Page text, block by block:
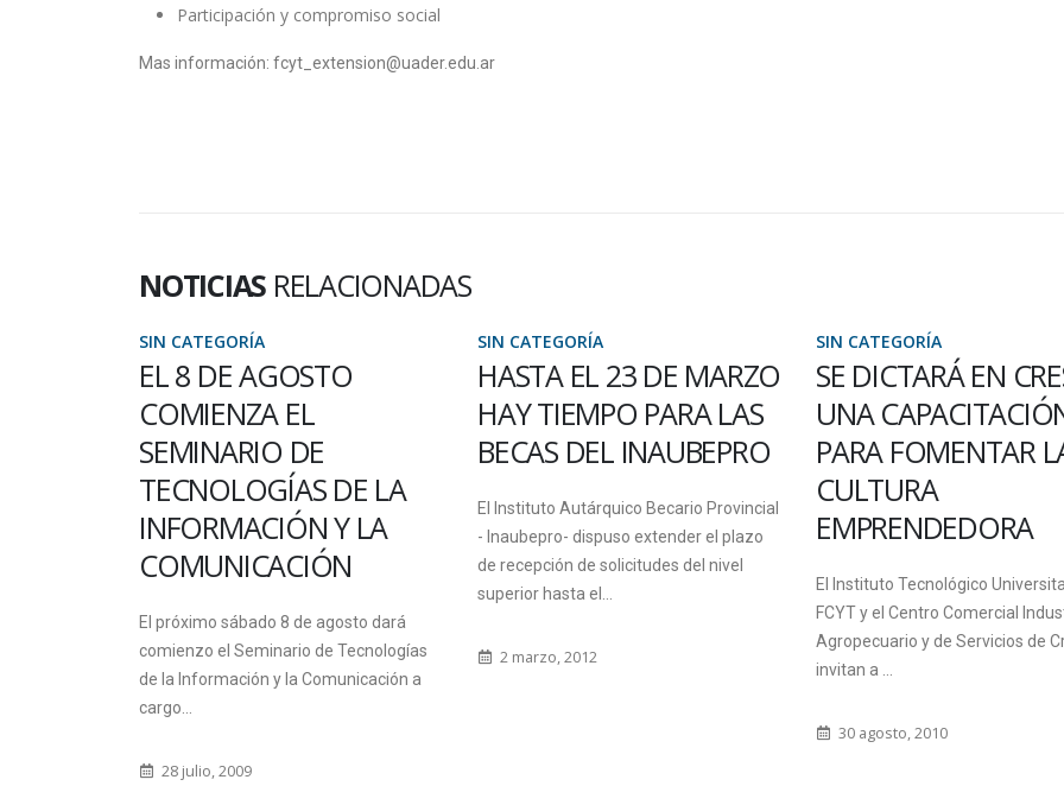
Participación y compromiso social
Mas información: fcyt_extension@uader.edu.ar
NOTICIAS RELACIONADAS
SIN CATEGORÍA
EL 8 DE AGOSTO
COMIENZA EL
SEMINARIO DE
TECNOLOGÍAS DE LA
INFORMACIÓN Y LA
COMUNICACIÓN
El próximo sábado 8 de agosto dará
comienzo el Seminario de Tecnologías
de la Información y la Comunicación a
cargo...
28 julio, 2009
SIN CATEGORÍA
HASTA EL 23 DE MARZO
HAY TIEMPO PARA LAS
BECAS DEL INAUBEPRO
El Instituto Autárquico Becario Provincial
- Inaubepro- dispuso extender el plazo
de recepción de solicitudes del nivel
superior hasta el...
2 marzo, 2012
SIN CATEGORÍA
SE DICTARÁ EN CRESPO
UNA CAPACITACIÓN
PARA FOMENTAR LA
CULTURA
EMPRENDEDORA
El Instituto Tecnológico Universitario –
FCYT y el Centro Comercial Industrial
Agropecuario y de Servicios de Crespo
invitan a ...
30 agosto, 2010